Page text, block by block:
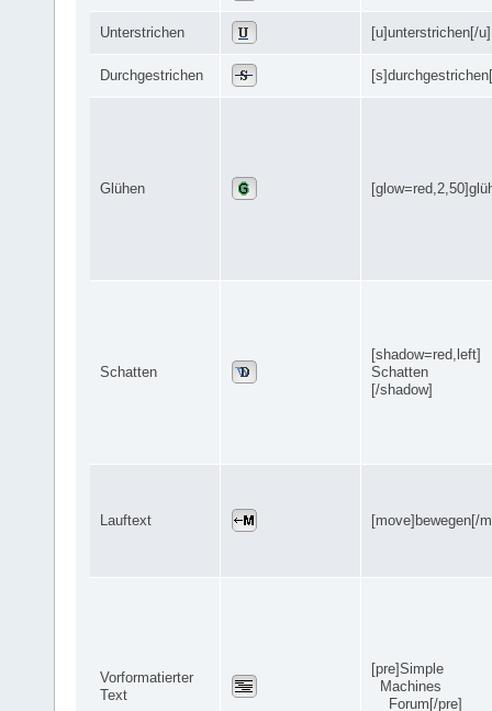
Unterstrichen [u]unterstrichen[/u]
Durchgestrichen
Glühen
Schatten
[shadow=red,left]
Schatten
[/shadow]
Lauftext [move]bewegen[/
Vorformatierter
Text
[pre]Simple
Machines
Forum[/pre]